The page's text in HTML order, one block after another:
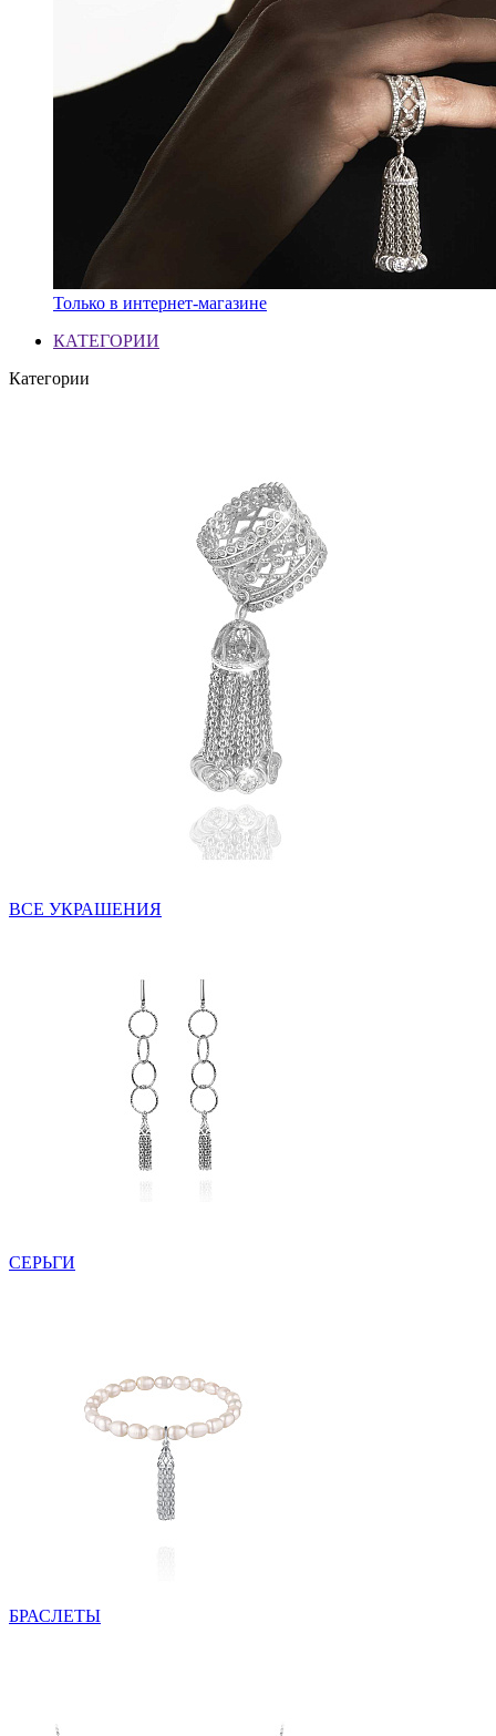
Только в интернет-магазине
КАТЕГОРИИ
Категории
ВСЕ УКРАШЕНИЯ
СЕРЬГИ
БРАСЛЕТЫ